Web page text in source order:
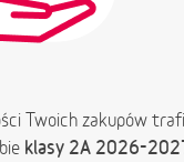
Twoich zakupów
klasy 2A 2026-